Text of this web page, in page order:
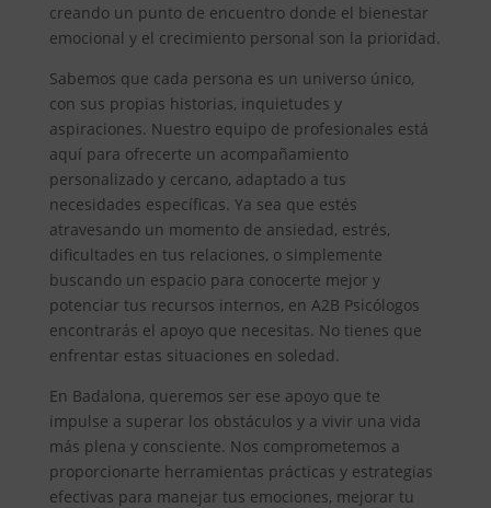
creando un punto de encuentro donde el bienestar
emocional y el crecimiento personal son la prioridad.
Sabemos que cada persona es un universo único,
con sus propias historias, inquietudes y
aspiraciones. Nuestro equipo de profesionales está
aquí para ofrecerte un acompañamiento
personalizado y cercano, adaptado a tus
necesidades específicas. Ya sea que estés
atravesando un momento de ansiedad, estrés,
dificultades en tus relaciones, o simplemente
buscando un espacio para conocerte mejor y
potenciar tus recursos internos, en A2B Psicólogos
encontrarás el apoyo que necesitas. No tienes que
enfrentar estas situaciones en soledad.
En Badalona, queremos ser ese apoyo que te
impulse a superar los obstáculos y a vivir una vida
más plena y consciente. Nos comprometemos a
proporcionarte herramientas prácticas y estrategias
efectivas para manejar tus emociones, mejorar tu